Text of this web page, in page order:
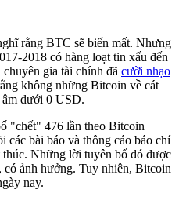
rằng BTC sẽ biến mất. Nhưng
2018 có hàng loạt tin xấu đến
gia tài chính đã cười nhạo
không những Bitcoin về cát
âm dưới 0 USD.
"chết" 476 lần theo Bitcoin
các bài báo và thông cáo báo chí
Những lời tuyên bố đó được
ảnh hưởng. Tuy nhiên, Bitcoin
nay.